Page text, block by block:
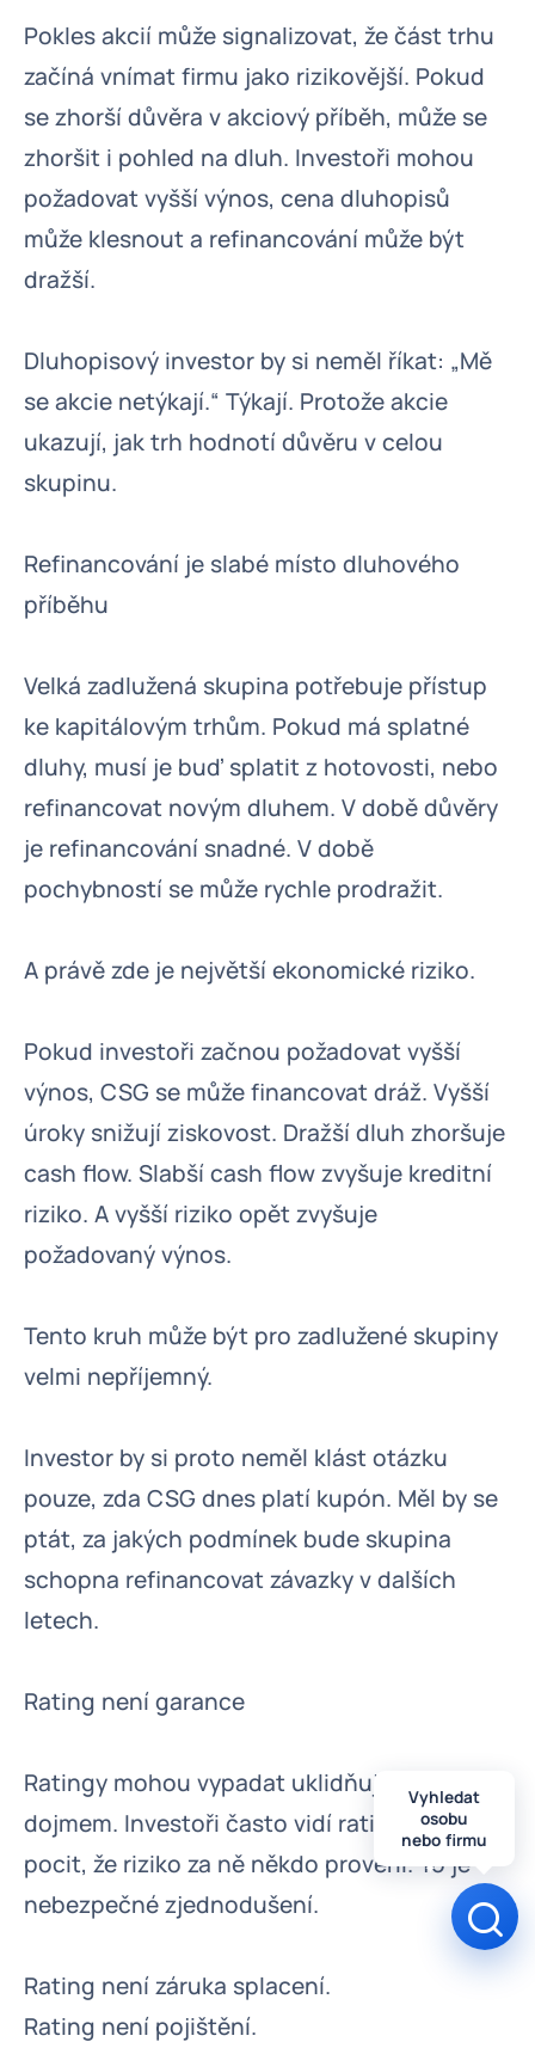
Pokles akcií může signalizovat, že část trhu
začíná vnímat firmu jako rizikovější. Pokud
se zhorší důvěra v akciový příběh, může se
zhoršit i pohled na dluh. Investoři mohou
požadovat vyšší výnos, cena dluhopisů
může klesnout a refinancování může být
dražší.
Dluhopisový investor by si neměl říkat: „Mě
se akcie netýkají.“ Týkají. Protože akcie
ukazují, jak trh hodnotí důvěru v celou
skupinu.
Refinancování je slabé místo dluhového
příběhu
Velká zadlužená skupina potřebuje přístup
ke kapitálovým trhům. Pokud má splatné
dluhy, musí je buď splatit z hotovosti, nebo
refinancovat novým dluhem. V době důvěry
je refinancování snadné. V době
pochybností se může rychle prodražit.
A právě zde je největší ekonomické riziko.
Pokud investoři začnou požadovat vyšší
výnos, CSG se může financovat dráž. Vyšší
úroky snižují ziskovost. Dražší dluh zhoršuje
cash flow. Slabší cash flow zvyšuje kreditní
riziko. A vyšší riziko opět zvyšuje
požadovaný výnos.
Tento kruh může být pro zadlužené skupiny
velmi nepříjemný.
Investor by si proto neměl klást otázku
pouze, zda CSG dnes platí kupón. Měl by se
ptát, za jakých podmínek bude skupina
schopna refinancovat závazky v dalších
letech.
Rating není garance
Ratingy mohou vypadat uklidňujícím
dojmem. Investoři často vidí rating a mají
pocit, že riziko za ně někdo prověřil. To je
nebezpečné zjednodušení.
Rating není záruka splacení.
Rating není pojištění.
Vyhledat
osobu
nebo firmu